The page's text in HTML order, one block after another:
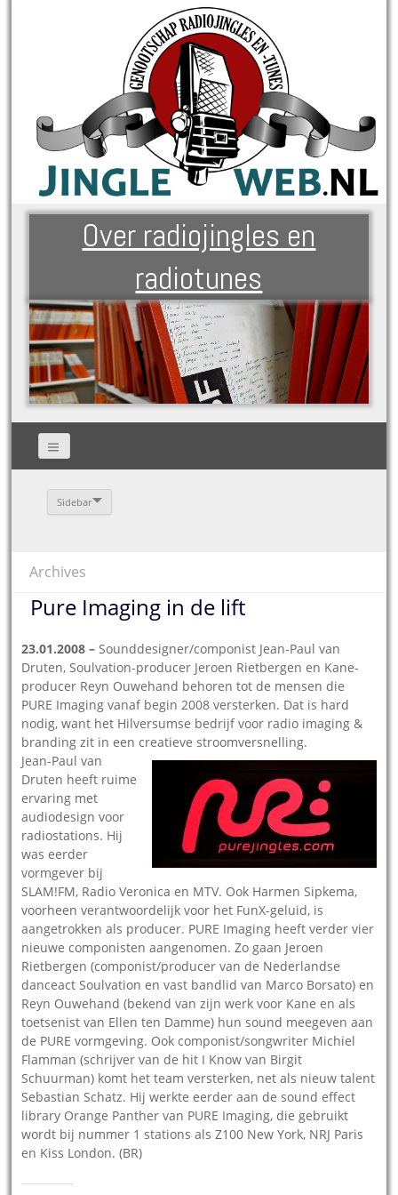
Over radiojingles en
radiotunes
Sidebar
Archives
Pure Imaging in de lift
23.01.2008 – Sounddesigner/componist Jean-Paul van
Druten, Soulvation-producer Jeroen Rietbergen en Kane-
producer Reyn Ouwehand behoren tot de mensen die
PURE Imaging vanaf begin 2008 versterken. Dat is hard
nodig, want het Hilversumse bedrijf voor radio imaging &
branding zit in een creatieve stroomversnelling.
Jean-Paul van
Druten heeft ruime
ervaring met
audiodesign voor
radiostations. Hij
was eerder
vormgever bij
SLAM!FM, Radio Veronica en MTV. Ook Harmen Sipkema,
voorheen verantwoordelijk voor het FunX-geluid, is
aangetrokken als producer. PURE Imaging heeft verder vier
nieuwe componisten aangenomen. Zo gaan Jeroen
Rietbergen (componist/producer van de Nederlandse
danceact Soulvation en vast bandlid van Marco Borsato) en
Reyn Ouwehand (bekend van zijn werk voor Kane en als
toetsenist van Ellen ten Damme) hun sound meegeven aan
de PURE vormgeving. Ook componist/songwriter Michiel
Flamman (schrijver van de hit I Know van Birgit
Schuurman) komt het team versterken, net als nieuw talent
Sebastian Schatz. Hij werkte eerder aan de sound effect
library Orange Panther van PURE Imaging, die gebruikt
wordt bij nummer 1 stations als Z100 New York, NRJ Paris
en Kiss London. (BR)